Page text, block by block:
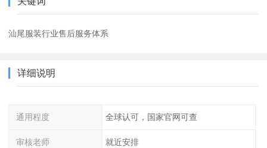
汕尾服装行业售后服务体系
详细说明
通用程度 全球认可，国家官网可查
审核老师 就近安排